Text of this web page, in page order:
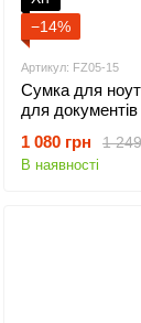
−14%
Артикул: FZ05-15
Сумка для
для
1
1 080 грн
В наявності